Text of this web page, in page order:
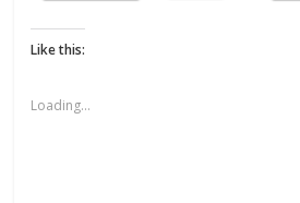
Like this:
Loading...